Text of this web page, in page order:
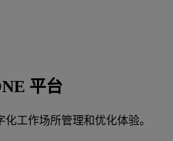
平台
工作场所管理和优化体验。